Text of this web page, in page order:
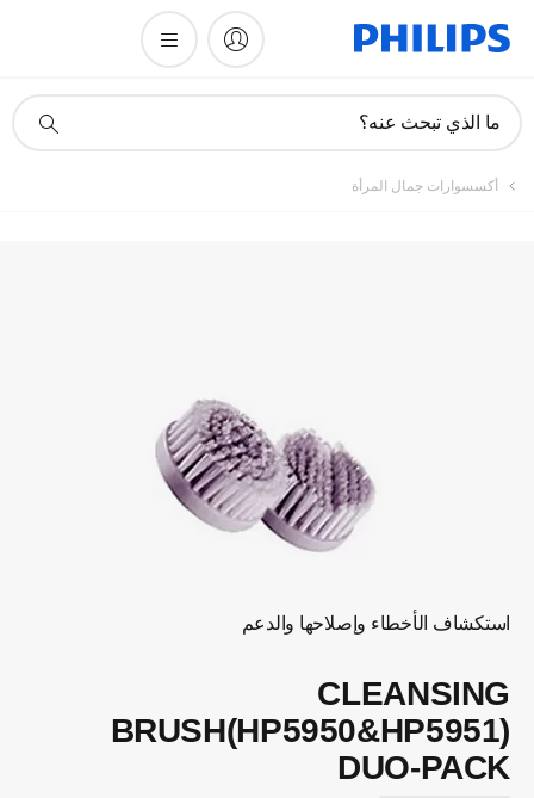
دعم
ما الذي تبحث عنه؟
أكسسوارات جمال المرأة
استكشاف الأخطاء وإصلاحها والدعم
CLEANSING
BRUSH(HP5950&HP5951)
DUO-PACK